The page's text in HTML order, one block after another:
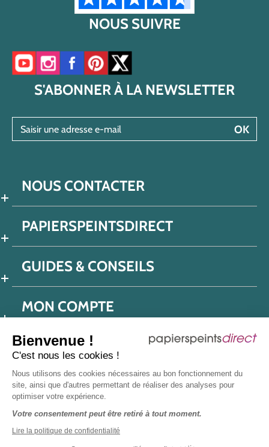
Bienvenue !
C'est nous les cookies !
Nous utilisons des cookies nécessaires au bon fonctionnement du
site, ainsi que d'autres permettant de réaliser des analyses pour
optimiser votre expérience.
Votre consentement peut être retiré à tout moment.
Lire la politique de confidentialité
NOUS SUIVRE
Accéder à notre chaîne YouTube
Accéder à notre compte Instagram
Accéder à notre page Facebook
Accéder à notre compte Pinterest
Accéder à notre compte Twitter/X
S'ABONNER À LA NEWSLETTER
OK
NOUS CONTACTER
PAPIERSPEINTSDIRECT
GUIDES & CONSEILS
MON COMPTE
Politique de confidentialité
Mentions légales
Protection données réseaux sociaux
Déclaration d'accessibilité